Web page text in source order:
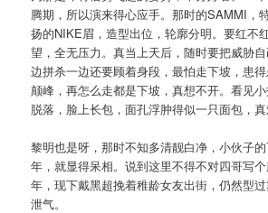
腾期，所以演来得心应手。那时的SAMMI，
扬的NIKE眉，造型出位，轮廓分明。要红不
望，全无压力。真当上天后，随时要把威胁
边拼杀一边还要顾着身段，最怕走下坡，患
颠峰，再怎么走都是下坡，真想不开。看见
脱落，脸上长包，面孔浮肿得似一只面包，真
黎明也是呀，那时不知多清靓白净，小伙子
年，就显得呆相。说到这里不得不对四哥写
年，现下戴黑超挽着稚龄女友出街，仍然型
泄气。